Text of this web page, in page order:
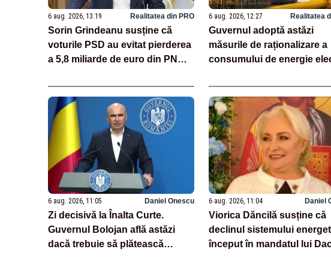
6 aug. 2026, 13:19 Realitatea din PRO
Sorin Grindeanu susține că
voturile PSD au evitat pierderea
a 5,8 miliarde de euro din PNRR
miliarde prin SAFE
6 aug. 2026, 12:27 Realitatea
Guvernul adoptă astăzi
măsurile de raționalizare a
consumului de energie
6 aug. 2026, 11:05 Daniel Onescu
Zi decisivă la Înalta Curte.
Guvernul Bolojan află astăzi
dacă trebuie să plătească
6 aug. 2026, 11:04 Daniel
Viorica Dăncilă susține că
declinul sistemului
început în mandatul lui